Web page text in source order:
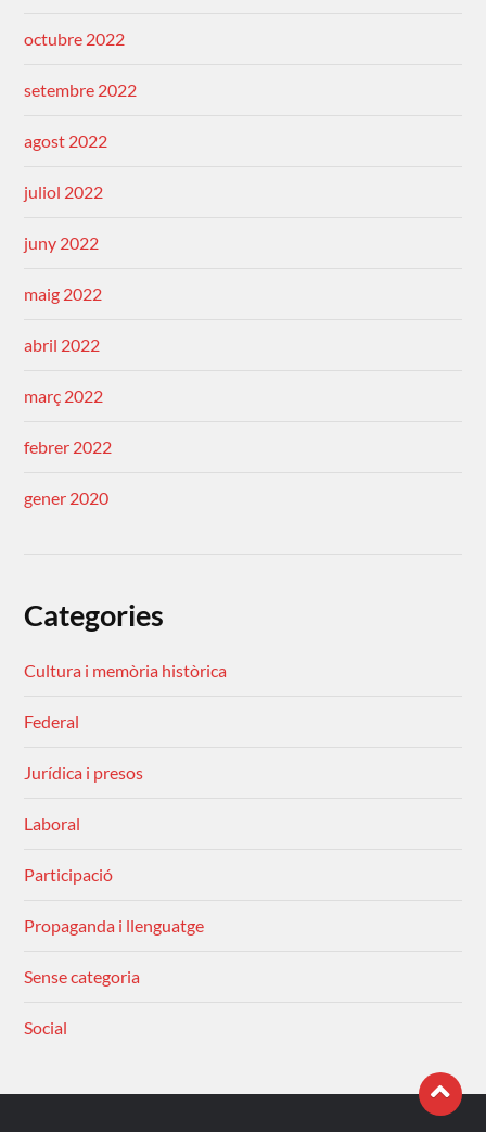
octubre 2022
setembre 2022
agost 2022
juliol 2022
juny 2022
maig 2022
abril 2022
març 2022
febrer 2022
gener 2020
Categories
Cultura i memòria històrica
Federal
Jurídica i presos
Laboral
Participació
Propaganda i llenguatge
Sense categoria
Social